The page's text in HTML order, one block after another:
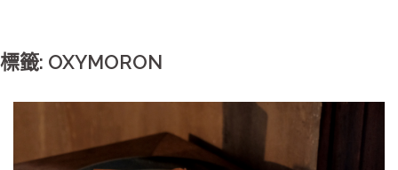
標籤: OXYMORON